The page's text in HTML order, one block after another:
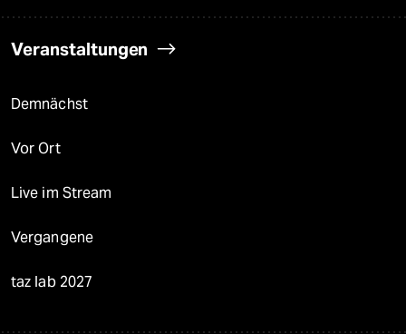
Veranstaltungen
Demnächst
Vor Ort
Live im Stream
Vergangene
taz lab 2027